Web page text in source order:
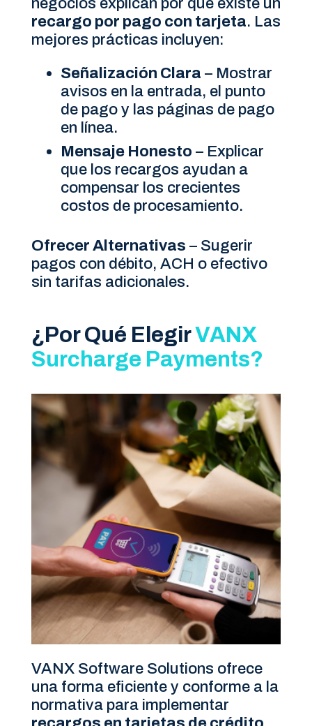
recargo por pago con tarjeta. Las
mejores prácticas incluyen:
Señalización Clara – Mostrar
avisos en la entrada, el punto
de pago y las páginas de pago
en línea.
Mensaje Honesto – Explicar
que los recargos ayudan a
compensar los crecientes
costos de procesamiento.
Ofrecer Alternativas – Sugerir
pagos con débito, ACH o efectivo
sin tarifas adicionales.
¿Por Qué ElegirVANX
Surcharge Payments?
VANX Software Solutions ofrece
una forma eficiente y conforme a la
normativa para implementar